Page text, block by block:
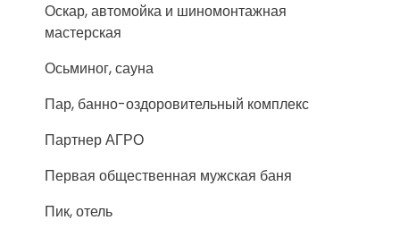
Оскар, автомойка и шиномонтажная
мастерская
Осьминог, сауна
Пар, банно-оздоровительный комплекс
Партнер АГРО
Первая общественная мужская баня
Пик, отель